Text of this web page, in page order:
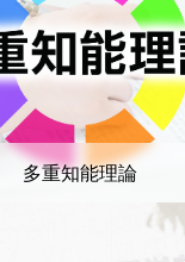
多重知能理論